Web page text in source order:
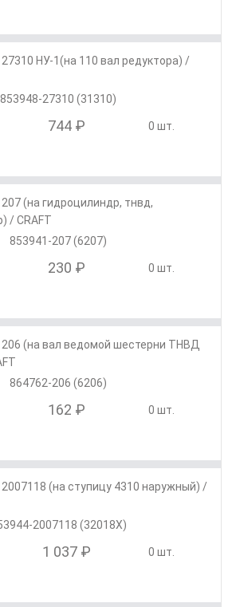
НУ-1(на 110 вал редуктора) /
853948-27310 (31310)
744 ₽ 0 шт.
(на гидроцилиндр, тнвд,
/ CRAFT
853941-207 (6207)
230 ₽ 0 шт.
(на вал ведомой шестерни ТНВД
864762-206 (6206)
162 ₽ 0 шт.
(на ступицу 4310 наружный) /
2007118 (32018X)
1 037 ₽ 0 шт.